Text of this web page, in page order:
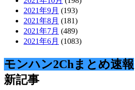
2021年9月 (193)
2021年8月 (181)
2021年7月 (489)
2021年6月 (1083)
モンハン2Chまとめ速報
新記事